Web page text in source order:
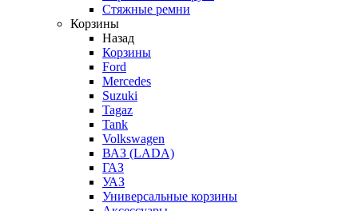
Стяжные ремни
Корзины
Назад
Корзины
Ford
Mercedes
Suzuki
Tagaz
Tank
Volkswagen
ВАЗ (LADA)
ГАЗ
УАЗ
Универсальные корзины